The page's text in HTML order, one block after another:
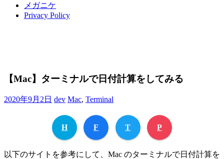
メガニケ
Privacy Policy
【Mac】ターミナルで日付計算をしてみる
2020年9月2日 dev Mac, Terminal
H F T P
以下のサイトを参考にして、Mac のターミナルで日付計算を